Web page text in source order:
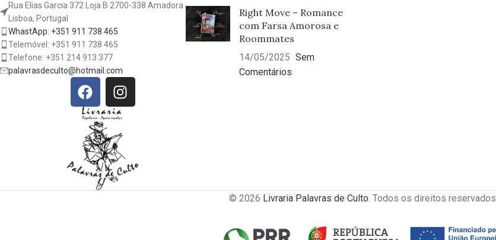
Rua Elias Garcia 372 Loja B 2700-338 Amadora
Lisboa, Portugal
WhastApp: +351 911 738 465
Telemóvel: +351 911 738 465
Telefone: +351 214 913 377
palavrasdeculto@hotmail.com
Right Move – Romance
com Farsa Amorosa e
Roommates
14/05/2025 Sem
Comentários
© 2026 Livraria Palavras de Culto. Todos os direitos reservados